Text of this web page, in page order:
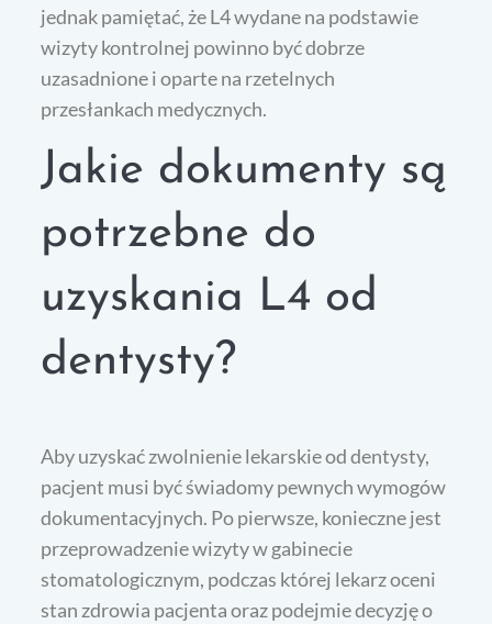
jednak pamiętać, że L4 wydane na podstawie
wizyty kontrolnej powinno być dobrze
uzasadnione i oparte na rzetelnych
przesłankach medycznych.
Jakie dokumenty są
potrzebne do
uzyskania L4 od
dentysty?
Aby uzyskać zwolnienie lekarskie od dentysty,
pacjent musi być świadomy pewnych wymogów
dokumentacyjnych. Po pierwsze, konieczne jest
przeprowadzenie wizyty w gabinecie
stomatologicznym, podczas której lekarz oceni
stan zdrowia pacjenta oraz podejmie decyzję o